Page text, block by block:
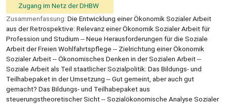
Zugang im Netz der DHBW
Zusammenfassung: Die Entwicklung einer Ökonomik Sozialer Arbeit
aus der Retrospektive: Relevanz einer Ökonomik Sozialer Arbeit für
Profession und Studium -- Neue Herausforderungen für die Soziale
Arbeit der Freien Wohlfahrtspflege -- Zielrichtung einer Ökonomik
Sozialer Arbeit -- Ökonomisches Denken in der Sozialen Arbeit --
Soziale Arbeit als Teil staatlicher Sozialpolitik: Das Bildungs- und
Teilhabepaket in der Umsetzung -- Gut gemeint, aber auch gut
gemacht? Das Bildungs- und Teilhabepaket aus
steuerungstheoretischer Sicht -- Sozialökonomische Analyse Sozialer